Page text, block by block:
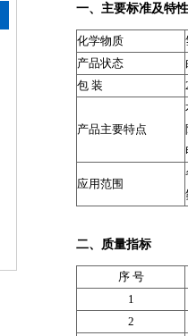
一、主要标准及特性
化学物质
产品状态
包 装
产品主要特点
应用范围
二、质量指标
序 号
1
2